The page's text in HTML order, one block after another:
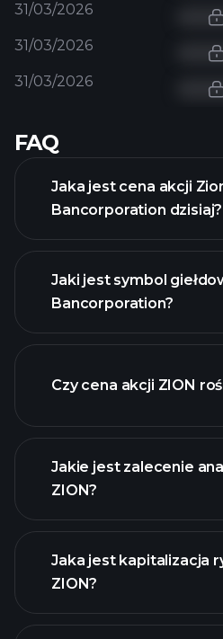
31/03/2026
31/03/2026
31/03/2026
FAQ
Jaka jest cena akcji
Bancorporation dzisiaj?
Jaki jest symbol
Bancorporation?
Czy cena akcji ZION
wykresie.
Jakie jest zalecenie
ZION?
Jaka jest kapitalizacja
ZION?